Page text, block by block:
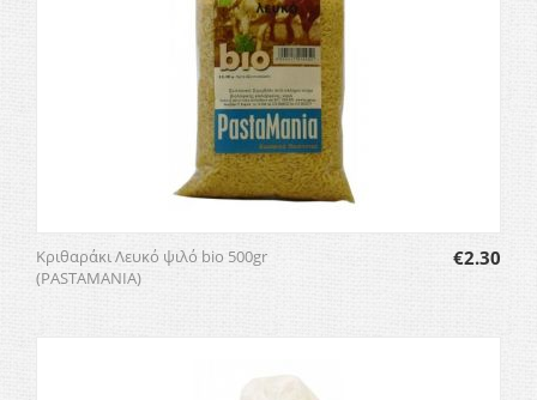
Κριθαράκι Λευκό ψιλό bio 500gr
(PASTAMANIA)
€2.30